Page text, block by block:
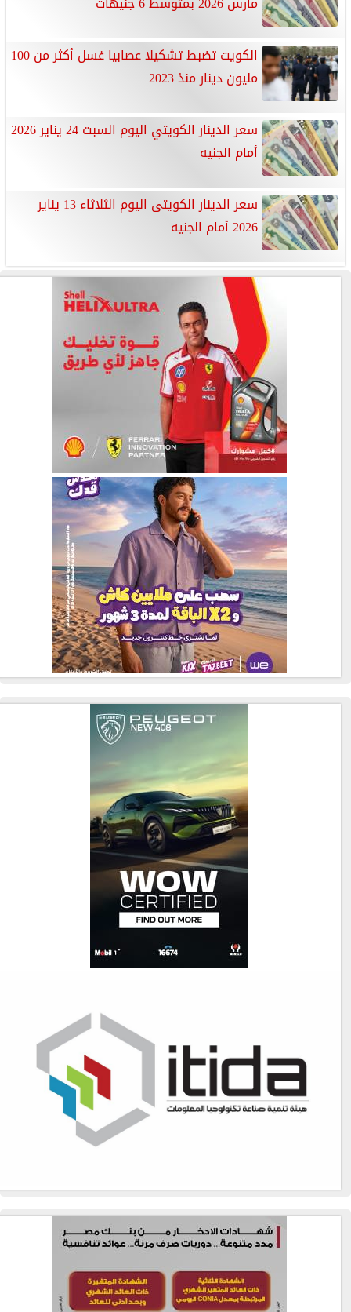
الكويت تضبط تشكيلا عصابيا غسل أكثر من 100
مليون دينار منذ 2023
سعر الدينار الكويتي اليوم السبت 24 يناير 2026
أمام الجنيه
سعر الدينار الكويتى اليوم الثلاثاء 13 يناير
2026 أمام الجنيه